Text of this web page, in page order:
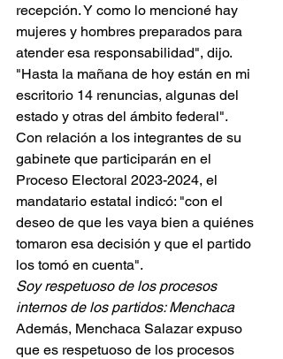
recepción. Y como lo mencioné hay
mujeres y hombres preparados para
atender esa responsabilidad", dijo.
"Hasta la mañana de hoy están en mi
escritorio 14 renuncias, algunas del
estado y otras del ámbito federal".
Con relación a los integrantes de su
gabinete que participarán en el
Proceso Electoral 2023-2024, el
mandatario estatal indicó: "con el
deseo de que les vaya bien a quiénes
tomaron esa decisión y que el partido
los tomó en cuenta".
Soy respetuoso de los procesos
internos de los partidos: Menchaca
Además, Menchaca Salazar expuso
que es respetuoso de los procesos